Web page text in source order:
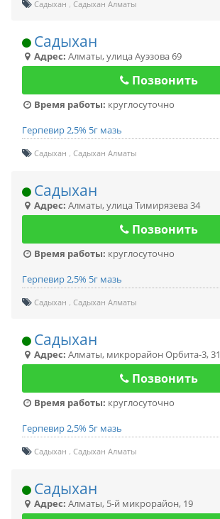
Садыхан Садыхан Алматы
Садыхан
Адрес: Алматы,улица Ауэзова 69
Позвонить
Время работы: круглосуточно
Герпевир 2,5% 5г мазь
Садыхан Садыхан Алматы
Садыхан
Адрес: Алматы,улица Тимирязева 34
Позвонить
Время работы: круглосуточно
Герпевир 2,5% 5г мазь
Садыхан Садыхан Алматы
Садыхан
Адрес: Алматы, микрорайон Орбита-3, 31
Позвонить
Время работы: круглосуточно
Герпевир 2,5% 5г мазь
Садыхан Садыхан Алматы
Садыхан
Адрес: Алматы, 5-й микрорайон, 19